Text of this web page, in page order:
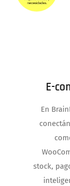
E-
En
stock,